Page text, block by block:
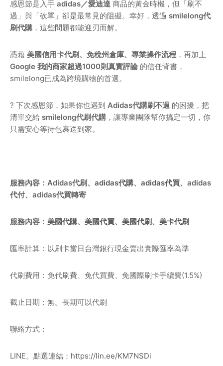
感恩節是入手 adidas／愛迪達 商品的黃金時機，但「刷不
過」與「砍單」卻是最常見的阻礙。幸好，透過 smilelong代
刷代購 ，這些問題都能迎刃而解。
憑藉 美國信用卡代刷、免稅州倉庫、專業操作流程 ，再加上
Google 我的商家超過1000則真實評論 的信任背書，
smilelong已成為跨境購物的首選。
? 下次感恩節，如果你也遇到 Adidas代購刷不過 的困擾，把
清單交給 smilelong代刷代購 ，讓專業團隊幫你搞定一切，你
只需安心等待包裹送到家。
服務內容：Adidas代刷、 adidas代購、 adidas代買、adidas
代付、adidas代買轉寄
服務內容： 美國代購、 美國代買、 美國代刷、 美卡代刷
匯率計算：以刷卡當日台灣銀行現金賣出實際匯率為準
代刷費用：免代刷費、免代買費、免國際刷卡手續費(1.5%)
截止日期：無。長期可以代刷
聯絡方式：
LINE。點選連結： https://lin.ee/KM7NSDi